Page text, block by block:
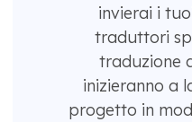
invierai i
traduttori
traduzione
inizieranno a
progetto in